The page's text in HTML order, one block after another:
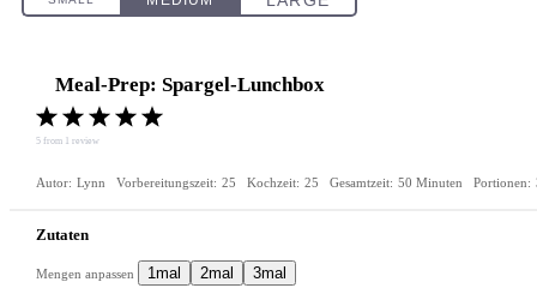
Meal-Prep: Spargel-Lunchbox
5
4
Stars
3
Stars
2
Stars
1
Star
5 from 1 review
Autor: Lynn Vorbereitungszeit: 25 Kochzeit: 25 Gesamtzeit: 50 Minuten Portionen:
Zutaten
Mengen anpassen 1mal 2mal 3mal